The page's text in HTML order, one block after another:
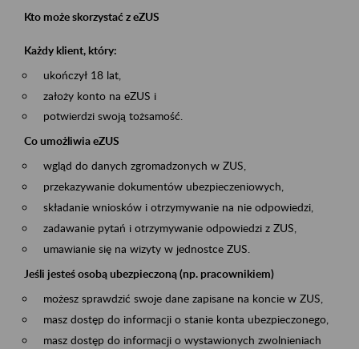
Kto może skorzystać z eZUS
Każdy klient, który:
ukończył 18 lat,
założy konto na eZUS i
potwierdzi swoją tożsamość.
Co umożliwia eZUS
wgląd do danych zgromadzonych w ZUS,
przekazywanie dokumentów ubezpieczeniowych,
składanie wniosków i otrzymywanie na nie odpowiedzi,
zadawanie pytań i otrzymywanie odpowiedzi z ZUS,
umawianie się na wizyty w jednostce ZUS.
Jeśli jesteś osobą ubezpieczoną (np. pracownikiem)
możesz sprawdzić swoje dane zapisane na koncie w ZUS,
masz dostęp do informacji o stanie konta ubezpieczonego,
masz dostęp do informacji o wystawionych zwolnieniach